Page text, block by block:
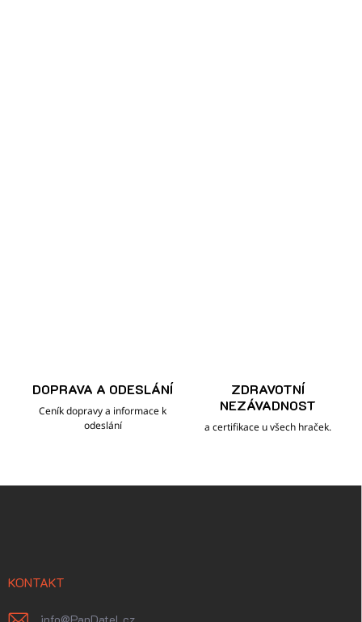
DOPRAVA A ODESLÁNÍ
Ceník dopravy a informace k
odeslání
ZDRAVOTNÍ
NEZÁVADNOST
a certifikace u všech hraček.
KONTAKT